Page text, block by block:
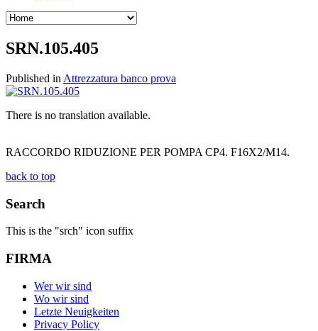
SRN.105.405
Published in Attrezzatura banco prova
There is no translation available.
RACCORDO RIDUZIONE PER POMPA CP4. F16X2/M14.
back to top
Search
This is the "srch" icon suffix
FIRMA
Wer wir sind
Wo wir sind
Letzte Neuigkeiten
Privacy Policy